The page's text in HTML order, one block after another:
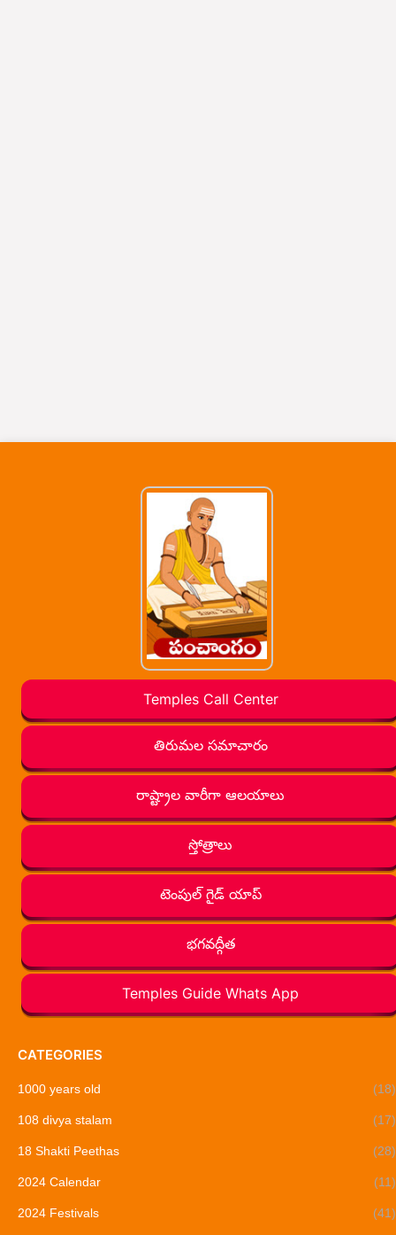
Temples Call Center
తిరుమల సమాచారం
రాష్ట్రాల వారీగా ఆలయాలు
స్తోత్రాలు
టెంపుల్ గైడ్ యాప్
భగవద్గీత
Temples Guide Whats App
CATEGORIES
1000 years old (18)
108 divya stalam (17)
18 Shakti Peethas (28)
2024 Calendar (11)
2024 Festivals (41)